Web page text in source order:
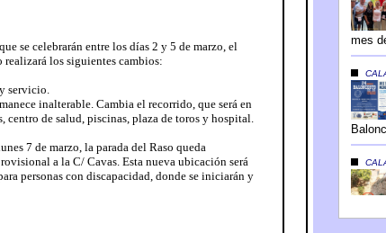
se celebrarán entre los días 2 y 5 de marzo, el
los siguientes cambios:
servicio.
inalterable. Cambia el recorrido, que será en
centro de salud, piscinas, plaza de toros y hospital.
7 de marzo, la parada del Raso queda
a la C/ Cavas. Esta nueva ubicación será
personas con discapacidad, donde se iniciarán y